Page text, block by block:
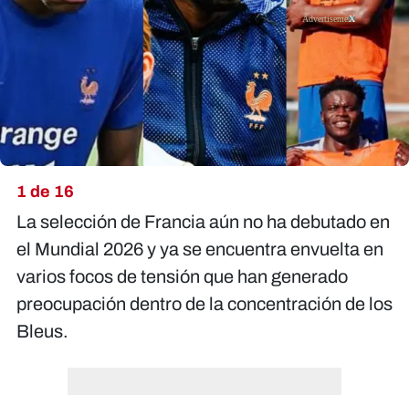
1 de 16
La selección de Francia aún no ha debutado en
el Mundial 2026 y ya se encuentra envuelta en
varios focos de tensión que han generado
preocupación dentro de la concentración de los
Bleus.
X